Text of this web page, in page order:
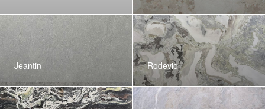
Jeantin Rodevio